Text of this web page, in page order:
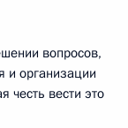
вопросов,
и организации
честь вести это